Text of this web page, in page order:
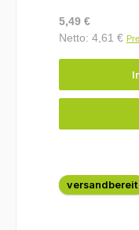
Regulärer Preis:
5,49 €
Netto: 4,61 €
versandbereit